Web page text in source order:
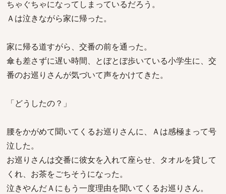
ちゃぐちゃになってしまっているだろう。
Ａは泣きながら家に帰った。
家に帰る道すがら、交番の前を通った。
傘も差さずに遅い時間、とぼとぼ歩いている小学生に、交
番のお巡りさんが気づいて声をかけてきた。
「どうしたの？」
腰をかがめて聞いてくるお巡りさんに、Ａは感極まって号
泣した。
お巡りさんは交番に彼女を入れて座らせ、タオルを貸して
くれ、お茶をごちそうになった。
泣きやんだＡにもう一度理由を聞いてくるお巡りさん。